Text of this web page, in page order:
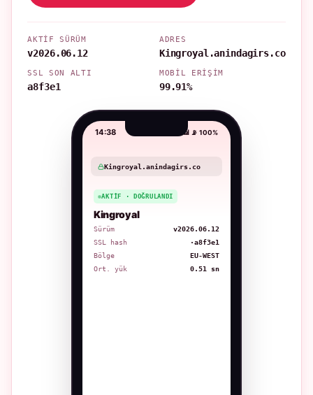
AKTIF SÜRÜM
v2026.06.12
ADRES
Kingroyal.anindagirs.co
SSL SON ALTI
a8f3e1
MOBIL ERIŞIM
99.91%
14:38 📶 📡 100%
Kingroyal.anindagirs.co
AKTIF · DOĞRULANDI
Kingroyal
Sürüm
v2026.06.12
SSL hash
·a8f3e1
Bölge
EU-WEST
Ort. yük
0.51 sn